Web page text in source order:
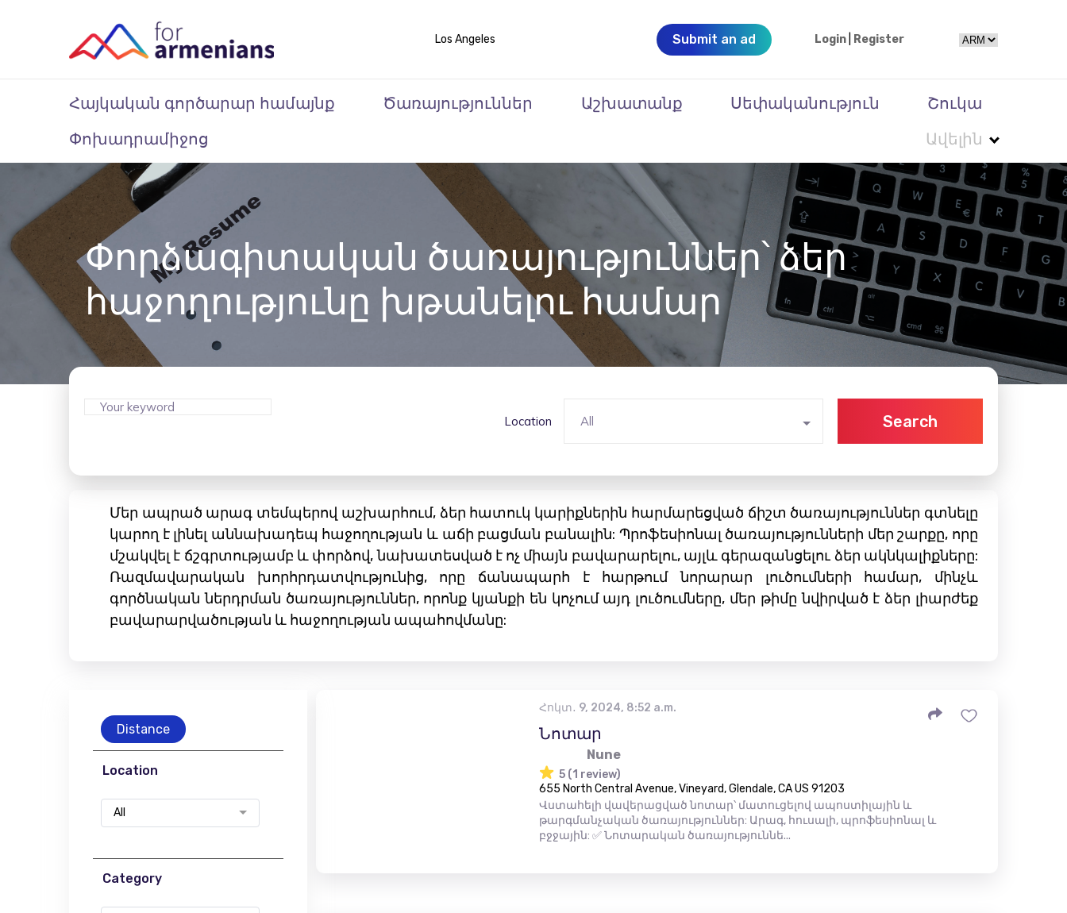
Los Angeles Submit an ad Login Register
Հայկական գործարար համայնք Ծառայություններ Աշխատանք Սեփականություն
Շուկա
Փոխադրամիջոց
Ավելին
Փորձագիտական ​​ծառայություններ՝ ձեր
հաջողությունը խթանելու համար
Location All Search
Մեր ապրած արագ տեմպերով աշխարհում, ձեր հատուկ կարիքներին հարմարեցված ճիշտ ծառայություններ գտնելը
կարող է լինել աննախադեպ հաջողության և աճի բացման բանալին: Պրոֆեսիոնալ ծառայությունների մեր շարքը, որը
մշակվել է ճշգրտությամբ և փորձով, նախատեսված է ոչ միայն բավարարելու, այլև գերազանցելու ձեր ակնկալիքները:
Ռազմավարական խորհրդատվությունից, որը ճանապարհ է հարթում նորարար լուծումների համար, մինչև
գործնական ներդրման ծառայություններ, որոնք կյանքի են կոչում այդ լուծումները, մեր թիմը նվիրված է ձեր լիարժեք
բավարարվածության և հաջողության ապահովմանը:
Distance
Location
All
Category
Հոկտ․ 9, 2024, 8:52 a.m.
Նոտար
Nune
5 (1 review)
655 North Central Avenue, Vineyard, Glendale, CA US 91203
Վստահելի վավերացված նոտար՝ մատուցելով ապոստիլային և
թարգմանչական ծառայություններ: Արագ, հուսալի, պրոֆեսիոնալ և
բջջային: ✅ Նոտարական ծառայություննե...